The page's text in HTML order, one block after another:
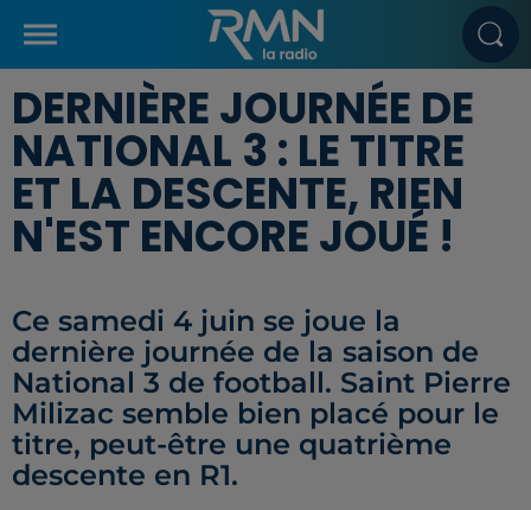
DERNIÈRE JOURNÉE DE
NATIONAL 3 : LE TITRE
ET LA DESCENTE, RIEN
N'EST ENCORE JOUÉ !
Ce samedi 4 juin se joue la
dernière journée de la saison de
National 3 de football. Saint Pierre
Milizac semble bien placé pour le
titre, peut-être une quatrième
descente en R1.